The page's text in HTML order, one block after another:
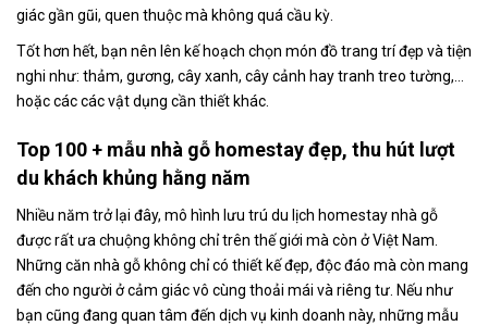
giác gần gũi, quen thuộc mà không quá cầu kỳ.
Tốt hơn hết, bạn nên lên kế hoạch chọn món đồ trang trí đẹp và tiện
nghi như: thảm, gương, cây xanh, cây cảnh hay tranh treo tường,…
hoặc các các vật dụng cần thiết khác.
Top 100 + mẫu nhà gỗ homestay đẹp, thu hút lượt
du khách khủng hằng năm
Nhiều năm trở lại đây, mô hình lưu trú du lịch homestay nhà gỗ
được rất ưa chuộng không chỉ trên thế giới mà còn ở Việt Nam.
Những căn nhà gỗ không chỉ có thiết kế đẹp, độc đáo mà còn mang
đến cho người ở cảm giác vô cùng thoải mái và riêng tư. Nếu như
bạn cũng đang quan tâm đến dịch vụ kinh doanh này, những mẫu